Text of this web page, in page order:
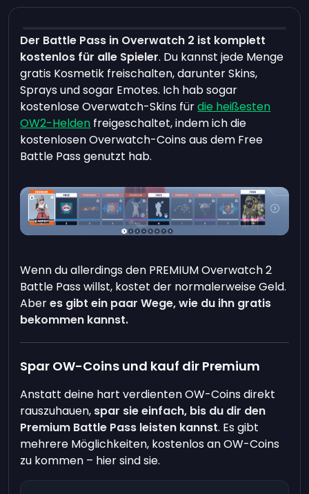
Der Battle Pass in Overwatch 2 ist komplett
kostenlos für alle Spieler. Du kannst jede Menge
gratis Kosmetik freischalten, darunter Skins,
Sprays und sogar Emotes. Ich hab sogar
kostenlose Overwatch-Skins fürdie heißesten
OW2-Helden freigeschaltet, indem ich die
kostenlosen Overwatch-Coins aus dem Free
Battle Pass genutzt hab.
Wenn du allerdings den PREMIUM Overwatch 2
Battle Pass willst, kostet der normalerweise Geld.
Aberes gibt ein paar Wege, wie du ihn gratis
bekommen kannst.
Spar OW-Coins und kauf dir Premium
Anstatt deine hart verdienten OW-Coins direkt
rauszuhauen, spar sie einfach, bis du dir den
Premium Battle Pass leisten kannst. Es gibt
mehrere Möglichkeiten, kostenlos an OW-Coins
zu kommen – hier sind sie.